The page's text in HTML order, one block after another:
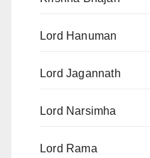
Lord Hanuman
Lord Jagannath
Lord Narsimha
Lord Rama